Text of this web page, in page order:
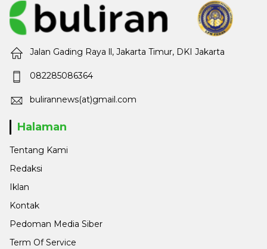
Jalan Gading Raya ll, Jakarta Timur, DKI Jakarta
082285086364
bulirannews(at)gmail.com
Halaman
Tentang Kami
Redaksi
Iklan
Kontak
Pedoman Media Siber
Term Of Service